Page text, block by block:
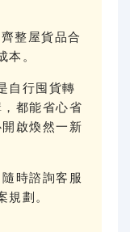
整屋貨品合
本。
自行囤貨轉
都能省心省
啟煥然一新
時諮詢客服
規劃。